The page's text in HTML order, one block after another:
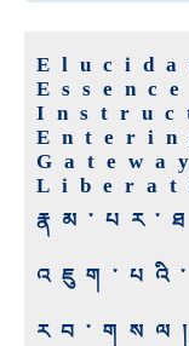
རབ་གསལ།